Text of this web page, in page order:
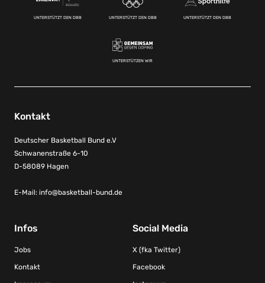
UNTERSTÜTZT DEN DBB UNTERSTÜTZT DEN DBB UNTERSTÜTZT DEN DBB
UNTERSTÜTZEN WIR
Kontakt
Deutscher Basketball Bund e.V
Schwanenstraße 6-10
D-58089 Hagen
E-Mail: info@basketball-bund.de
Infos
Jobs
Kontakt
Social Media
X (fka Twitter)
Facebook